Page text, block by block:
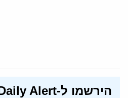
הירשמו ל-Daily Alert